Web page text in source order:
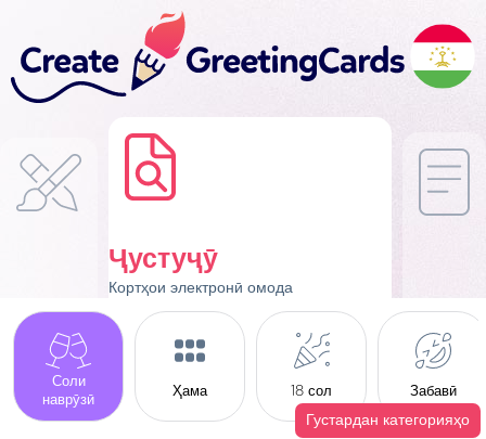
Ҷустуҷӯ
Кортҳои электронӣ омода
Соли
наврӯзӣ
Ҳама 18 сол Забавӣ
Густардан категорияҳо